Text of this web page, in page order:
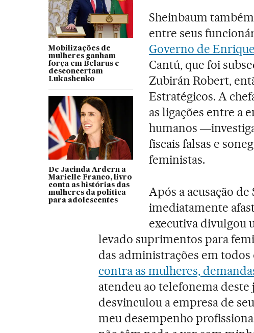
Mobilizações de
mulheres ganham
força em Belarus e
desconcertam
Lukashenko
De Jacinda Ardern a
Marielle Franco, livro
conta as histórias das
mulheres da política
para adolescentes
Sheinbaum
entre seus
Governo de
Cantú, que foi
Zubirán Robert,
Estratégicos. A
as ligações entre a
humanos
fiscais falsas e
feministas.
Após a acusação
imediatamente
executiva divulgou
levado suprimentos para
das administrações em todos
contra as mulheres,
atendeu ao telefonema deste
desvinculou a empresa de
meu desempenho